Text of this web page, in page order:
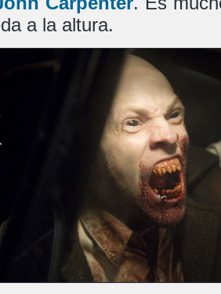
a la altura.